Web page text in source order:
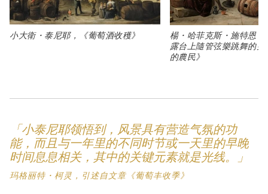
Type: art
小大衛・泰尼耶，《葡萄酒收穫》 Type: art
楊・哈菲克斯・施特恩
露台上隨管弦樂跳舞的
的農民》
「小泰尼耶领悟到，风景具有营造气氛的功
能，而且与一年里的不同时节或一天里的早晚
时间息息相关，其中的关键元素就是光线。」
玛格丽特・柯灵，引述自文章《葡萄丰收季》